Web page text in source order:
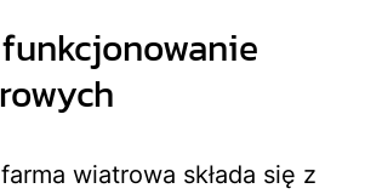
wiatrowa składa się z